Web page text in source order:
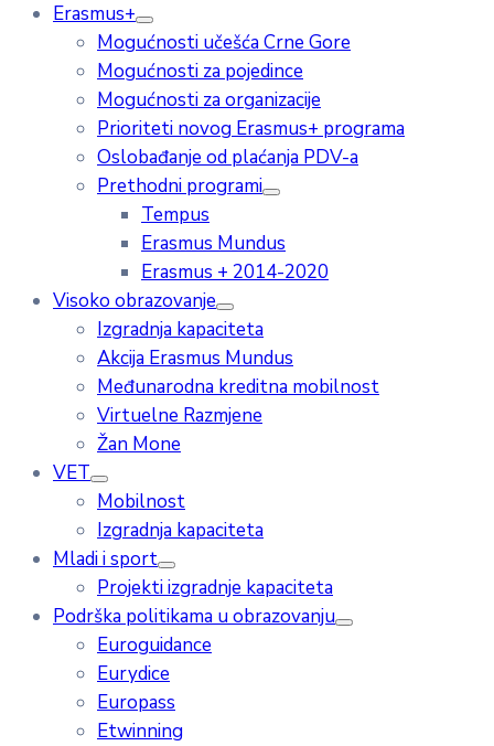
Erasmus+
Mogućnosti učešća Crne Gore
Mogućnosti za pojedince
Mogućnosti za organizacije
Prioriteti novog Erasmus+ programa
Oslobađanje od plaćanja PDV-a
Prethodni programi
Tempus
Erasmus Mundus
Erasmus + 2014-2020
Visoko obrazovanje
Izgradnja kapaciteta
Akcija Erasmus Mundus
Međunarodna kreditna mobilnost
Virtuelne Razmjene
Žan Mone
VET
Mobilnost
Izgradnja kapaciteta
Mladi i sport
Projekti izgradnje kapaciteta
Podrška politikama u obrazovanju
Euroguidance
Eurydice
Europass
Etwinning